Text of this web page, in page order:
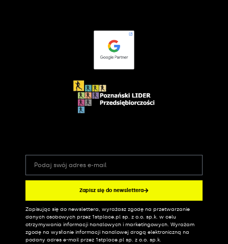
Zapisz się do newslettera
Alternative:
Zapisując się do newslettera, wyrażasz zgodę na przetwarzanie
danych osobowych przez 1stplace.pl sp. z o.o. sp.k. w celu
otrzymywania informacji handlowych i marketingowych. Wyrażam
zgodę na wysłanie informacji handlowej drogą elektroniczną na
podany adres e-mail przez 1stplace.pl sp. z o.o. sp.k.